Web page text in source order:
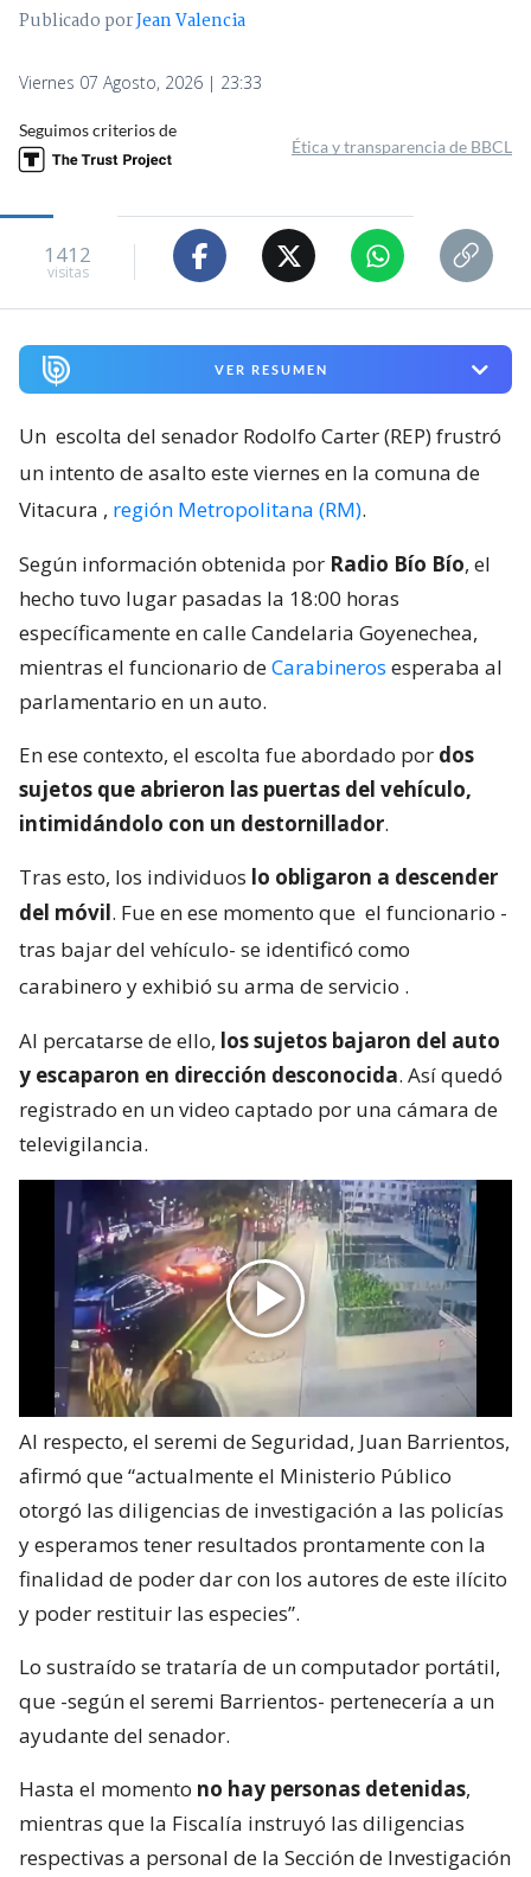
Publicado porJean Valencia
Viernes 07 Agosto, 2026 | 23:33
Seguimos criterios de
Ética y transparencia de BBCL
1412
visitas
VER RESUMEN
Un escolta del senador Rodolfo Carter (REP) frustró
un intento de asalto este viernes en la comuna de
Vitacura , región Metropolitana (RM).
Según información obtenida por Radio Bío Bío, el
hecho tuvo lugar pasadas la 18:00 horas
específicamente en calle Candelaria Goyenechea,
mientras el funcionario deCarabineros esperaba al
parlamentario en un auto.
En ese contexto, el escolta fue abordado por dos
sujetos que abrieron las puertas del vehículo,
intimidándolo con un destornillador.
Tras esto, los individuos lo obligaron a descender
del móvil. Fue en ese momento que el funcionario -
tras bajar del vehículo- se identificó como
carabinero y exhibió su arma de servicio .
Al percatarse de ello, los sujetos bajaron del auto
y escaparon en dirección desconocida. Así quedó
registrado en un video captado por una cámara de
televigilancia.
Al respecto, el seremi de Seguridad, Juan Barrientos,
afirmó que “actualmente el Ministerio Público
otorgó las diligencias de investigación a las policías
y esperamos tener resultados prontamente con la
finalidad de poder dar con los autores de este ilícito
y poder restituir las especies”.
Lo sustraído se trataría de un computador portátil,
que -según el seremi Barrientos- pertenecería a un
ayudante del senador.
Hasta el momento no hay personas detenidas,
mientras que la Fiscalía instruyó las diligencias
respectivas a personal de la Sección de Investigación